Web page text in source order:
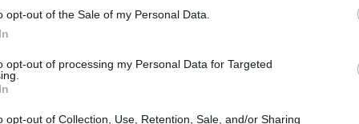
opt-out of the Sale of my Personal Data.
opt-out of processing my Personal Data for Targeted
opt-out of Collection, Use, Retention, Sale, and/or Sharing
de carreira: Livan Hernandez é um ex-